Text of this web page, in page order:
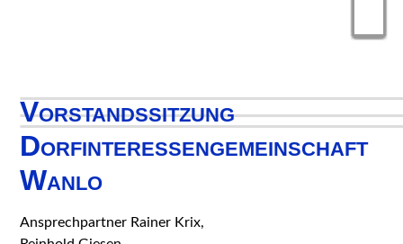
Vorstandssitzung
Dorfinteressengemeinschaft
Wanlo
Ansprechpartner Rainer Krix,